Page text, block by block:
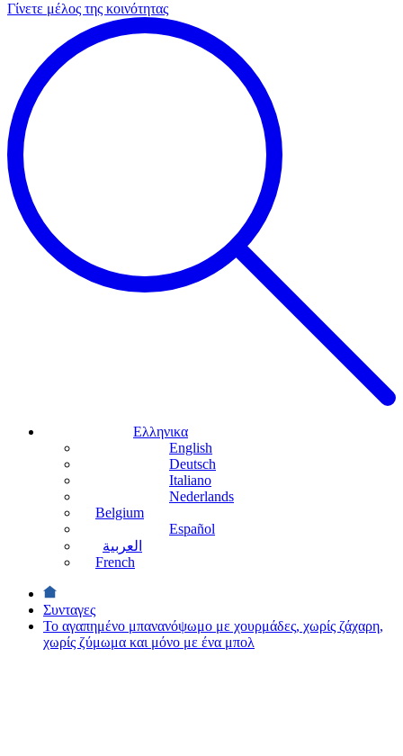
Γίνετε μέλος της κοινότητας
Ελληνικα
English
Deutsch
Italiano
Nederlands
Belgium
Español
العربية
French
Συνταγες
Το αγαπημένο μπανανόψωμο με χουρμάδες, χωρίς ζάχαρη,
χωρίς ζύμωμα και μόνο με ένα μπολ